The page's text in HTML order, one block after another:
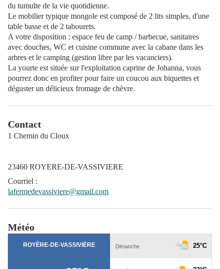
du tumulte de la vie quotidienne.
Le mobilier typique mongole est composé de 2 lits simples, d'une
table basse et de 2 tabourets.
A votre disposition : espace feu de camp / barbecue, sanitaires
avec douches, WC et cuisine commune avec la cabane dans les
arbres et le camping (gestion libre par les vacanciers).
La yourte est située sur l'exploitation caprine de Johanna, vous
pourrez donc en profiter pour faire un coucou aux biquettes et
déguster un délicieux fromage de chèvre.
Contact
1 Chemin du Cloux
23460 ROYERE-DE-VASSIVIERE
Courriel :
lafermedevassiviere@gmail.com
Météo